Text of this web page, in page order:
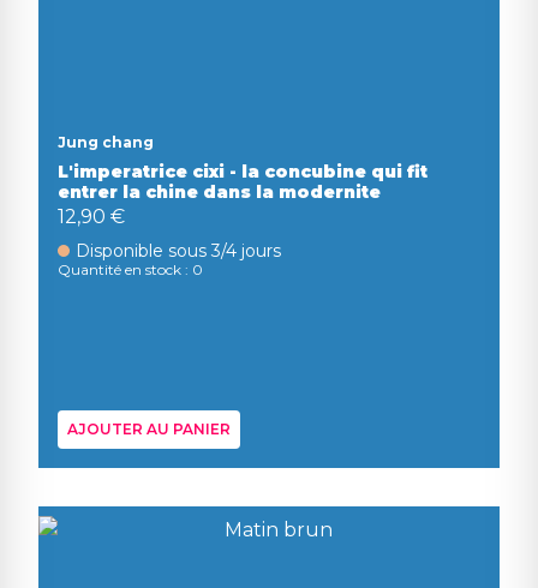
Jung chang
L'imperatrice cixi - la concubine qui fit
entrer la chine dans la modernite
12,90 €
Disponible sous 3/4 jours
Quantité en stock : 0
AJOUTER AU PANIER